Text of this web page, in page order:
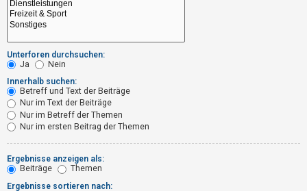
n
b
e
a
n
t
w
o
r
Unterforen durchsuchen:
Ja
Nein
Innerhalb suchen:
Betreff und Text der Beiträge
Nur im Text der Beiträge
Nur im Betreff der Themen
Nur im ersten Beitrag der Themen
Ergebnisse anzeigen als:
Beiträge
Themen
Ergebnisse sortieren nach: